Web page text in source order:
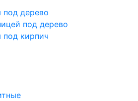
под дерево
под дерево
под кирпич